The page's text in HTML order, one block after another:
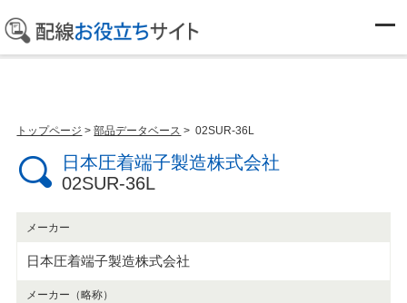
部品データベース
トップページ >部品データベース > 02SUR-36L
日本圧着端子製造株式会社
02SUR-36L
メーカー
日本圧着端子製造株式会社
メーカー（略称）